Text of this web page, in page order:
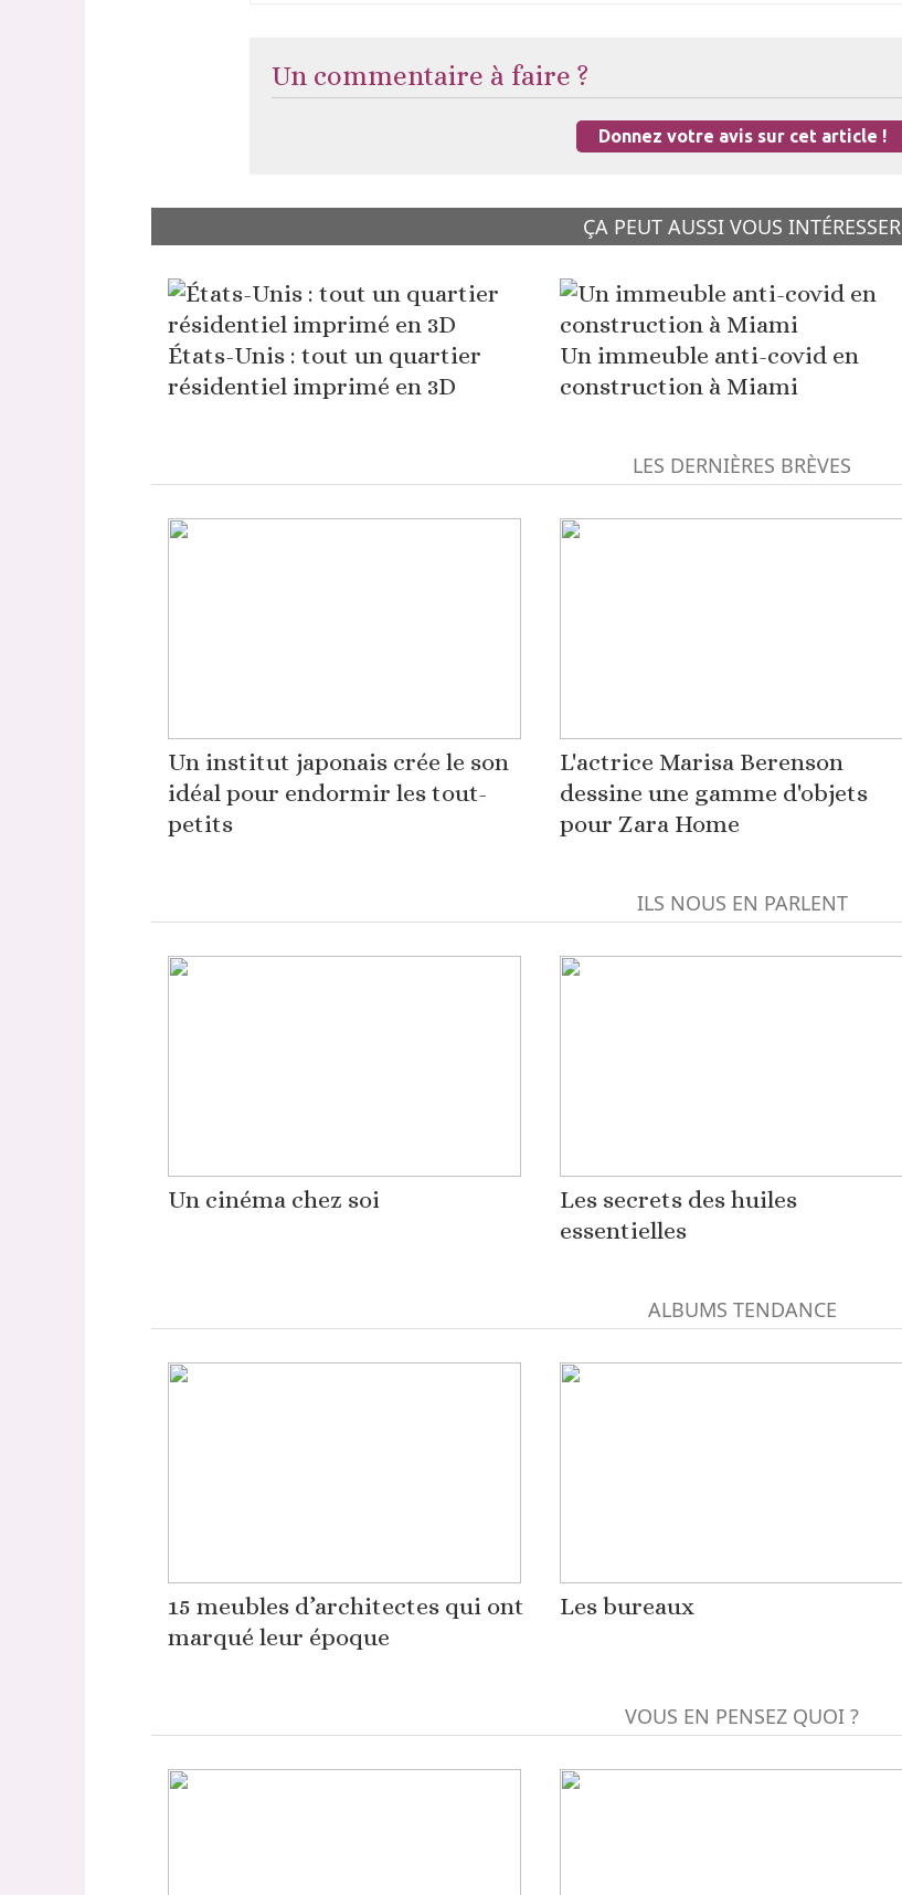
Un commentaire à faire ?
Donnez votre avis sur cet article !
ÇA PEUT AUSSI VOUS INTÉRESSER
États-Unis : tout un quartier
résidentiel imprimé en 3D
Un immeuble anti-covid en
construction à Miami
LES DERNIÈRES BRÈVES
Un institut japonais crée le son
idéal pour endormir les tout-
petits
L'actrice Marisa Berenson
dessine une gamme d'objets
pour Zara Home
ILS NOUS EN PARLENT
Un cinéma chez soi
Les secrets des huiles
essentielles
ALBUMS TENDANCE
15 meubles d’architectes qui ont
marqué leur époque
Les bureaux
VOUS EN PENSEZ QUOI ?